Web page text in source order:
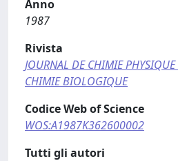
Anno
1987
Rivista
JOURNAL DE CHIMIE
CHIMIE BIOLOGIQUE
Codice Web of Science
WOS:A1987K362600002
Tutti gli autori